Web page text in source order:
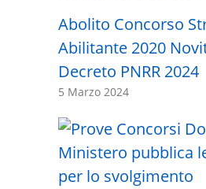
Abolito Concorso
Abilitante 2020
Decreto PNRR 2024
5 Marzo 2024